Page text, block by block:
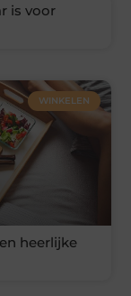
is voor
WINKELEN
heerlijke